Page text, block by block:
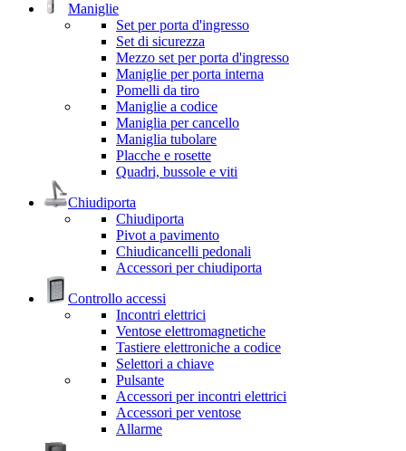
Maniglie
Set per porta d'ingresso
Set di sicurezza
Mezzo set per porta d'ingresso
Maniglie per porta interna
Pomelli da tiro
Maniglie a codice
Maniglia per cancello
Maniglia tubolare
Placche e rosette
Quadri, bussole e viti
Chiudiporta
Chiudiporta
Pivot a pavimento
Chiudicancelli pedonali
Accessori per chiudiporta
Controllo accessi
Incontri elettrici
Ventose elettromagnetiche
Tastiere elettroniche a codice
Selettori a chiave
Pulsante
Accessori per incontri elettrici
Accessori per ventose
Allarme